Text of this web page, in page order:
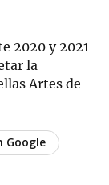
2020 y 2021
la
Artes de
Google